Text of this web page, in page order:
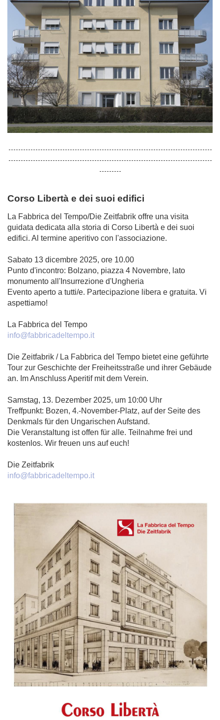
-----------------------------------------------------------------------------------
-----------------------------------------------------------------------------------
---------
Corso Libertà e dei suoi edifici
La Fabbrica del Tempo/Die Zeitfabrik offre una visita
guidata dedicata alla storia di Corso Libertà e dei suoi
edifici. Al termine aperitivo con l'associazione.
Sabato 13 dicembre 2025, ore 10.00
Punto d'incontro: Bolzano, piazza 4 Novembre, lato
monumento all'Insurrezione d'Ungheria
Evento aperto a tutti/e. Partecipazione libera e gratuita. Vi
aspettiamo!
La Fabbrica del Tempo
info@fabbricadeltempo.it
Die Zeitfabrik / La Fabbrica del Tempo bietet eine geführte
Tour zur Geschichte der Freiheitsstraße und ihrer Gebäude
an. Im Anschluss Aperitif mit dem Verein.
Samstag, 13. Dezember 2025, um 10:00 Uhr
Treffpunkt: Bozen, 4.-November-Platz, auf der Seite des
Denkmals für den Ungarischen Aufstand.
Die Veranstaltung ist offen für alle. Teilnahme frei und
kostenlos. Wir freuen uns auf euch!
Die Zeitfabrik
info@fabbricadeltempo.it